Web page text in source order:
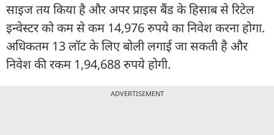
साइज तय किया है और अपर प्राइस बैंड के हिसाब से रिटेल
इन्वेस्टर को कम से कम 14,976 रुपये का निवेश करना होगा.
अधिकतम 13 लॉट के लिए बोली लगाई जा सकती है और
निवेश की रकम 1,94,688 रुपये होगी.
ADVERTISEMENT